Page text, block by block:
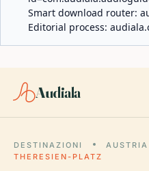
Smart download router:
Editorial process:
Audiala
DESTINAZIONI AUSTRIA
THERESIEN-PLATZ